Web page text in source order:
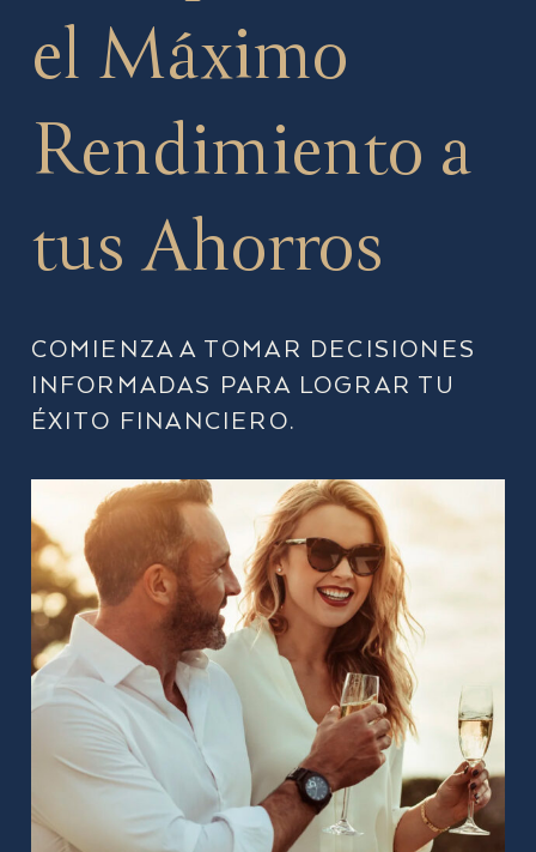
el Máximo
Rendimiento a
tus Ahorros
COMIENZA A TOMAR DECISIONES
INFORMADAS PARA LOGRAR TU
ÉXITO FINANCIERO.